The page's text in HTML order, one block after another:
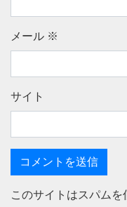
メール ※
サイト
このサイトはスパムを